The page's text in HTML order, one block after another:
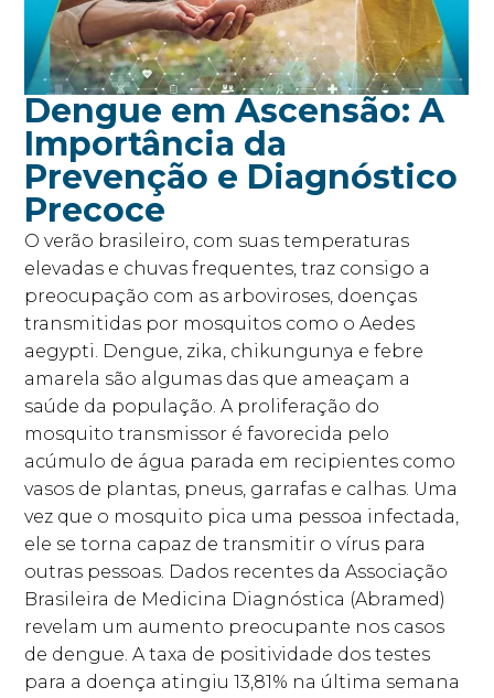
Dengue em Ascensão: A
Importância da
Prevenção e Diagnóstico
Precoce
O verão brasileiro, com suas temperaturas
elevadas e chuvas frequentes, traz consigo a
preocupação com as arboviroses, doenças
transmitidas por mosquitos como o Aedes
aegypti. Dengue, zika, chikungunya e febre
amarela são algumas das que ameaçam a
saúde da população. A proliferação do
mosquito transmissor é favorecida pelo
acúmulo de água parada em recipientes como
vasos de plantas, pneus, garrafas e calhas. Uma
vez que o mosquito pica uma pessoa infectada,
ele se torna capaz de transmitir o vírus para
outras pessoas. Dados recentes da Associação
Brasileira de Medicina Diagnóstica (Abramed)
revelam um aumento preocupante nos casos
de dengue. A taxa de positividade dos testes
para a doença atingiu 13,81% na última semana